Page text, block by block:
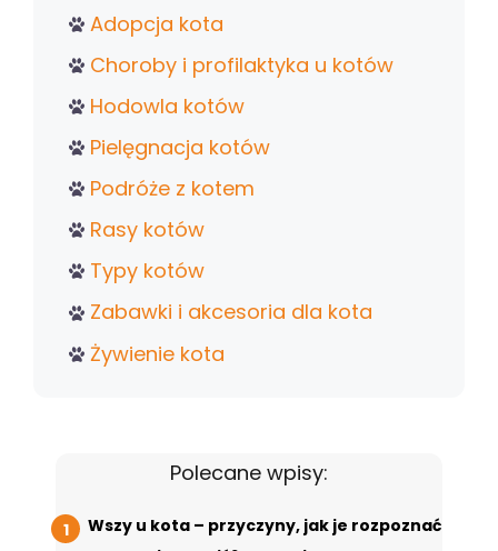
Adopcja kota
Choroby i profilaktyka u kotów
Hodowla kotów
Pielęgnacja kotów
Podróże z kotem
Rasy kotów
Typy kotów
Zabawki i akcesoria dla kota
Żywienie kota
Polecane wpisy:
Wszy u kota – przyczyny, jak je rozpoznać